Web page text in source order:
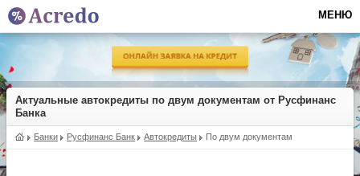
Актуальные автокредиты по двум документам от Русфинанс
Банка
Банки Русфинанс Банк Автокредиты По двум документам
МЕНЮ